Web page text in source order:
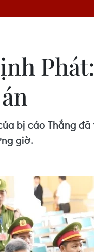
bị cáo Thắng
giờ.